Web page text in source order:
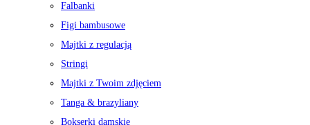
Falbanki
Figi bambusowe
Majtki z regulacją
Stringi
Majtki z Twoim zdjęciem
Tanga & brazyliany
Bokserki damskie